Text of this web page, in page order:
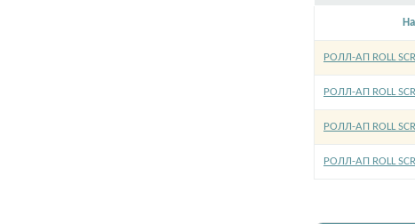
РОЛЛ-АП ROLL
РОЛЛ-АП ROLL
РОЛЛ-АП ROLL
РОЛЛ-АП ROLL